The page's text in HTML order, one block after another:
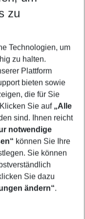
zu
Technologien, um
zu halten.
Plattform
bieten sowie
die für Sie
Sie auf „Alle
sind. Ihnen reicht
notwendige
können Sie Ihre
Sie können
Sie dazu
ändern“.